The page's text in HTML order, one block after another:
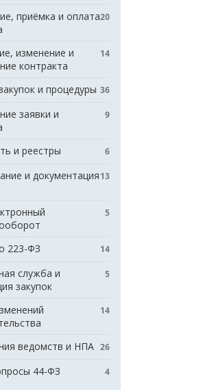
приёмка и оплата20
изменение и
контракта
14
и процедуры 36
заявки и
9
и реестры 6
и документация13
5
223-ФЗ 14
служба и
закупок
5
14
ведомств и НПА 26
44-ФЗ 4